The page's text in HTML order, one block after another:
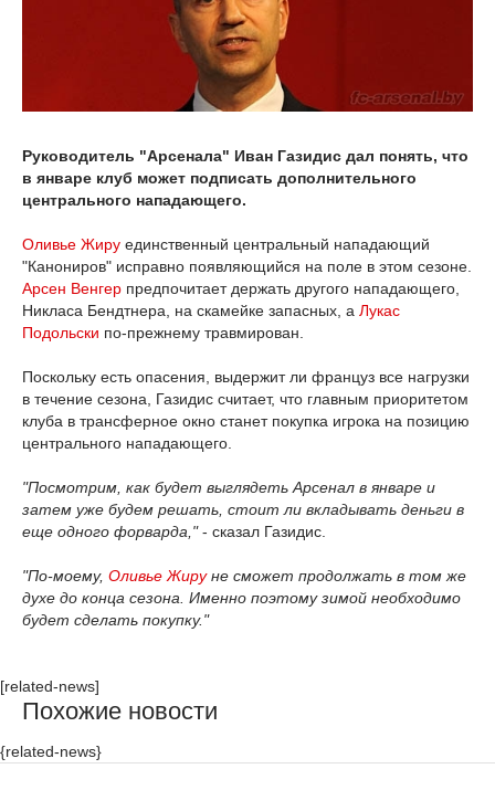
Руководитель "Арсенала" Иван Газидис дал понять, что
в январе клуб может подписать дополнительного
центрального нападающего.
Оливье Жиру единственный центральный нападающий
"Канониров" исправно появляющийся на поле в этом сезоне.
Арсен Венгер предпочитает держать другого нападающего,
Никласа Бендтнера, на скамейке запасных, а Лукас
Подольски по-прежнему травмирован.
Поскольку есть опасения, выдержит ли француз все нагрузки
в течение сезона, Газидис считает, что главным приоритетом
клуба в трансферное окно станет покупка игрока на позицию
центрального нападающего.
"Посмотрим, как будет выглядеть Арсенал в январе и
затем уже будем решать, стоит ли вкладывать деньги в
еще одного форварда,"- сказал Газидис.
"По-моему, Оливье Жируне сможет продолжать в том же
духе до конца сезона. Именно поэтому зимой необходимо
будет сделать покупку."
[related-news]
Похожие новости
{related-news}